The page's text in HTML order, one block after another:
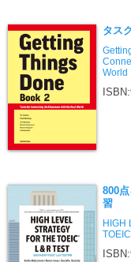
タス
World
800
習
HIGH